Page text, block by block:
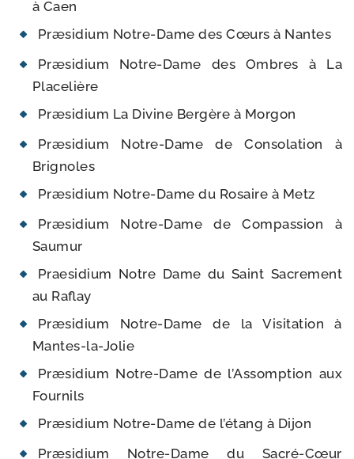
à Caen
Præsidium Notre-​Dame des Cœurs à Nantes
Præsidium Notre-​Dame des Ombres à La
Placelière
Præsidium La Divine Bergère à Morgon
Præsidium Notre-​Dame de Consolation à
Brignoles
Præsidium Notre-​Dame du Rosaire à Metz
Præsidium Notre-​Dame de Compassion à
Saumur
Praesidium Notre Dame du Saint Sacrement
au Raflay
Præsidium Notre-​Dame de la Visitation à
Mantes-la-Jolie
Præsidium Notre-​Dame de l’Assomption aux
Fournils
Præsidium Notre-​Dame de l’étang à Dijon
Præsidium Notre-​Dame du Sacré-​Cœur